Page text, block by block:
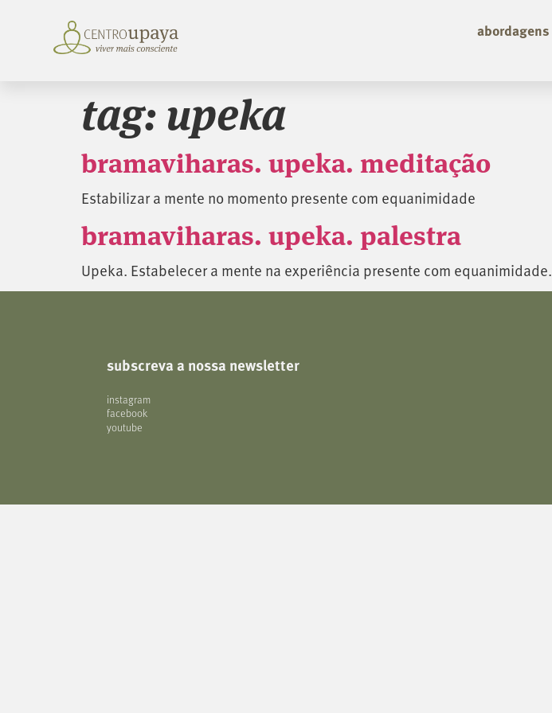
abordagens
tag:upeka
bramaviharas. upeka. meditação
Estabilizar a mente no momento presente com equanimidade
bramaviharas. upeka. palestra
Upeka. Estabelecer a mente na experiência presente com equanimidade.
subscreva a nossa newsletter
instagram
facebook
youtube